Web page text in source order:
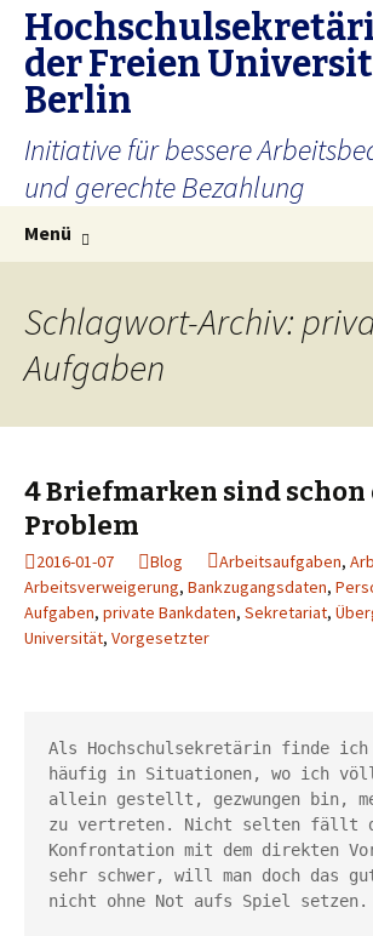
der Freien
Berlin
Initiative für bessere
und gerechte Bezahlung
Menü
Schlagwort-Archiv:
Aufgaben
4 Briefmarken sind schon
Problem
2016-01-07 Blog Arbeitsaufgaben,
Arbeitsverweigerung, Bankzugangsdaten,
Aufgaben, private Bankdaten, Sekretariat,
Universität, Vorgesetzter
Als Hochschulsekretärin finde ich
häufig in Situationen, wo ich
allein gestellt, gezwungen bin,
zu vertreten. Nicht selten fällt
Konfrontation mit dem direkten
sehr schwer, will man doch das
nicht ohne Not aufs Spiel setzen.